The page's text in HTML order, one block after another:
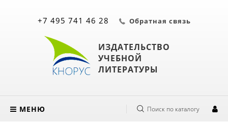
ИЗДАТЕЛЬСТВО
УЧЕБНОЙ
ЛИТЕРАТУРЫ
+7 495 741 46 28 Обратная связь
МЕНЮ Поиск по каталогу